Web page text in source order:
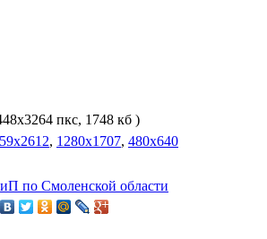
пкс, 1748 кб )
, 1280x1707, 480x640
по Смоленской области